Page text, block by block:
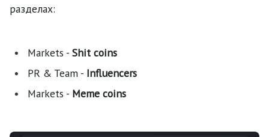
разделах:
Markets - Shit coins
PR & Team - Influencers
Markets - Meme coins